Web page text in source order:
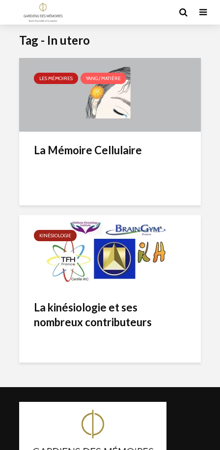
Tag - In utero
LES MÉMOIRES YANG / MATIÈRE
La Mémoire Cellulaire
KINÉSIOLOGIE
La kinésiologie et ses
nombreux contributeurs